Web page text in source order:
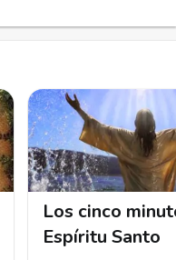
Los cinco
Espíritu Santo